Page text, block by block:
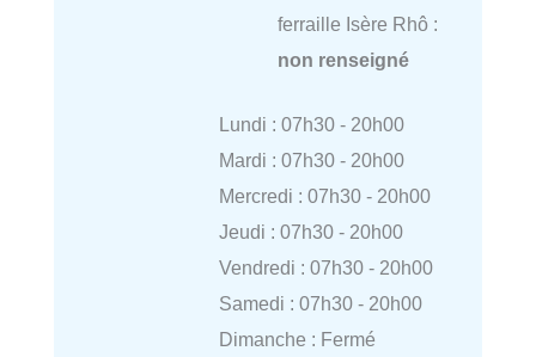
ferraille Isère Rhô :
non renseigné
Lundi : 07h30 - 20h00
Mardi : 07h30 - 20h00
Mercredi : 07h30 - 20h00
Jeudi : 07h30 - 20h00
Vendredi : 07h30 - 20h00
Samedi : 07h30 - 20h00
Dimanche : Fermé